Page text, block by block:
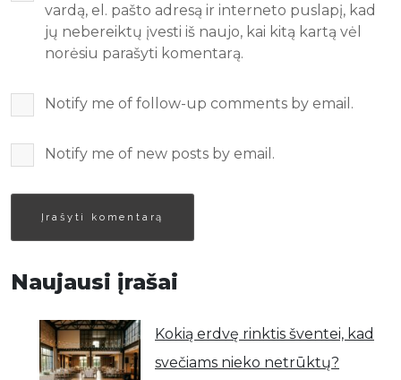
vardą, el. pašto adresą ir interneto puslapį, kad
jų nebereiktų įvesti iš naujo, kai kitą kartą vėl
norėsiu parašyti komentarą.
Notify me of follow-up comments by email.
Notify me of new posts by email.
Naujausi įrašai
Kokią erdvę rinktis šventei, kad
svečiams nieko netrūktų?